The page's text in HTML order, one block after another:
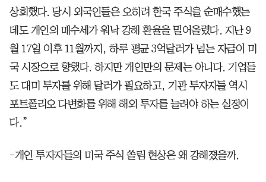
상회했다. 당시 외국인들은 오히려 한국 주식을 순매수했는
데도 개인의 매수세가 워낙 강해 환율을 밀어올렸다. 지난 9
월 17일 이후 11월까지, 하루 평균 3억달러가 넘는 자금이 미
국 시장으로 향했다. 하지만 개인만의 문제는 아니다. 기업들
도 대미 투자를 위해 달러가 필요하고, 기관 투자자들 역시
포트폴리오 다변화를 위해 해외 투자를 늘려야 하는 실정이
다.”
-개인 투자자들의 미국 주식 쏠림 현상은 왜 강해졌을까.